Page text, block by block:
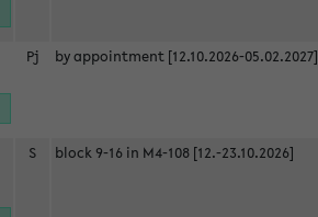
Pj by appointment [12.10.2026-05.02.2027]
S block 9-16 in M4-108 [12.-23.10.2026]